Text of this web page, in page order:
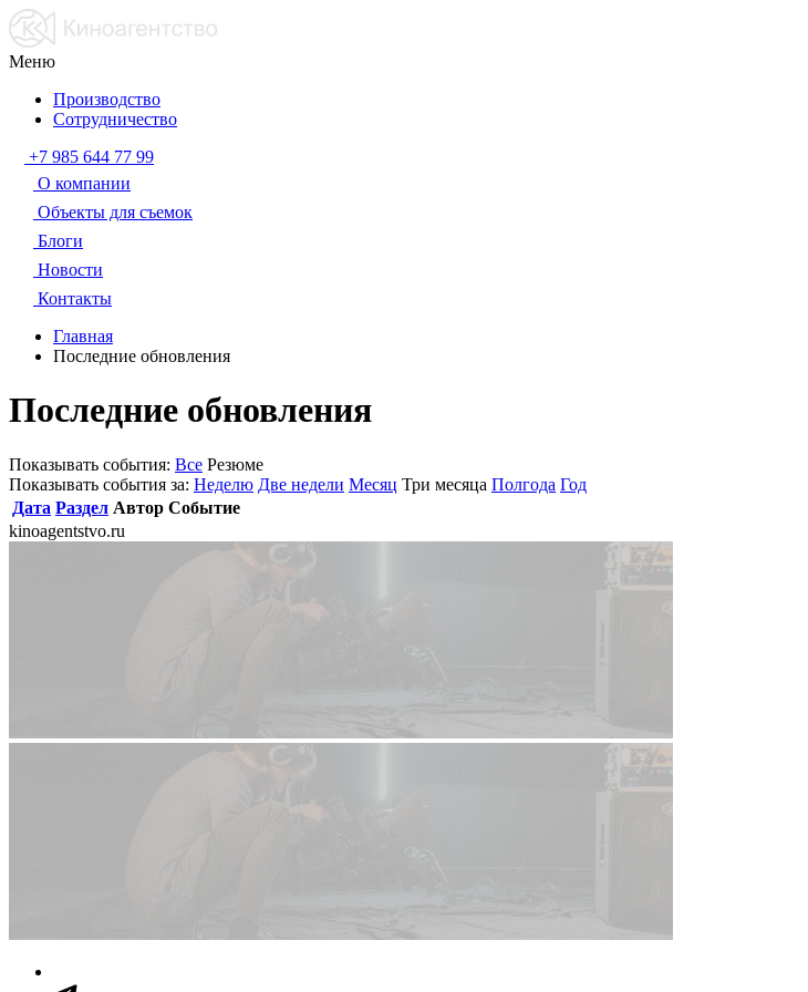
Меню
Производство
Сотрудничество
+7 985 644 77 99
О компании
Объекты для съемок
Блоги
Новости
Контакты
Главная
Последние обновления
Последние обновления
Показывать события: Все Резюме
Показывать события за: Неделю Две недели Месяц Три месяца Полгода Год
Дата Раздел Автор Событие
kinoagentstvo.ru